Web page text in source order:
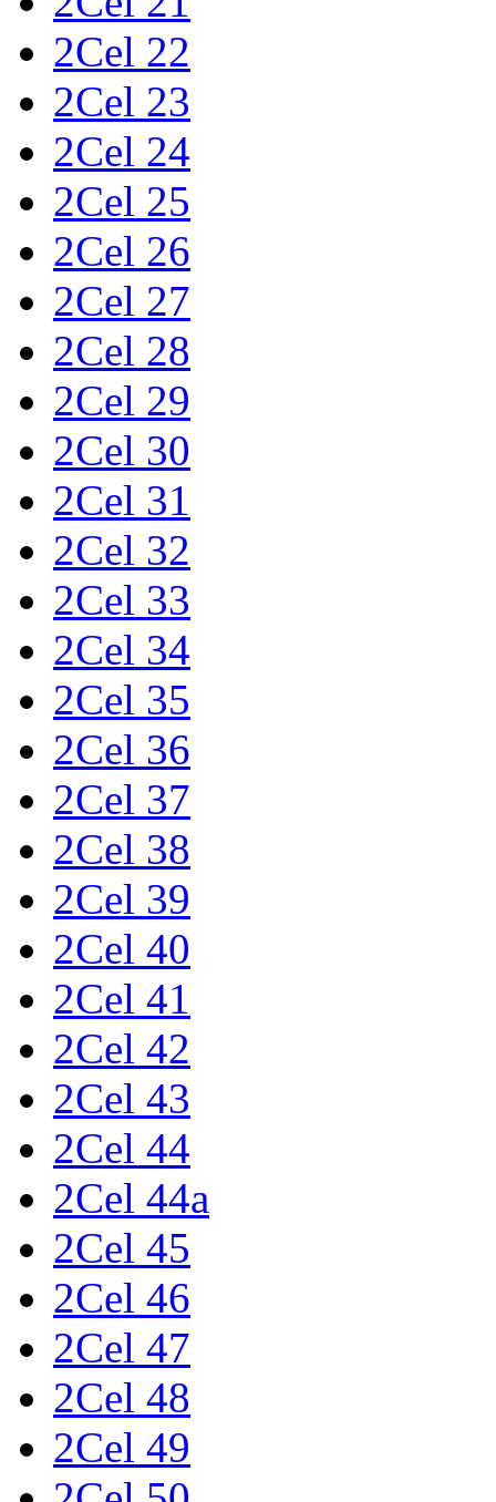
2Cel 22
2Cel 23
2Cel 24
2Cel 25
2Cel 26
2Cel 27
2Cel 28
2Cel 29
2Cel 30
2Cel 31
2Cel 32
2Cel 33
2Cel 34
2Cel 35
2Cel 36
2Cel 37
2Cel 38
2Cel 39
2Cel 40
2Cel 41
2Cel 42
2Cel 43
2Cel 44
2Cel 44a
2Cel 45
2Cel 46
2Cel 47
2Cel 48
2Cel 49